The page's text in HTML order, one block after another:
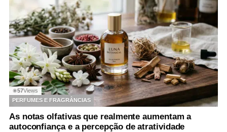
◉57Views
PERFUMES E FRAGRÂNCIAS
As notas olfativas que realmente aumentam a
autoconfiança e a percepção de atratividade